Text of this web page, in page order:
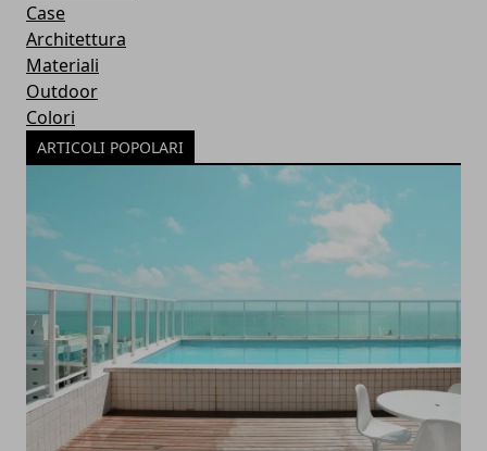
Case
Architettura
Materiali
Outdoor
Colori
ARTICOLI POPOLARI